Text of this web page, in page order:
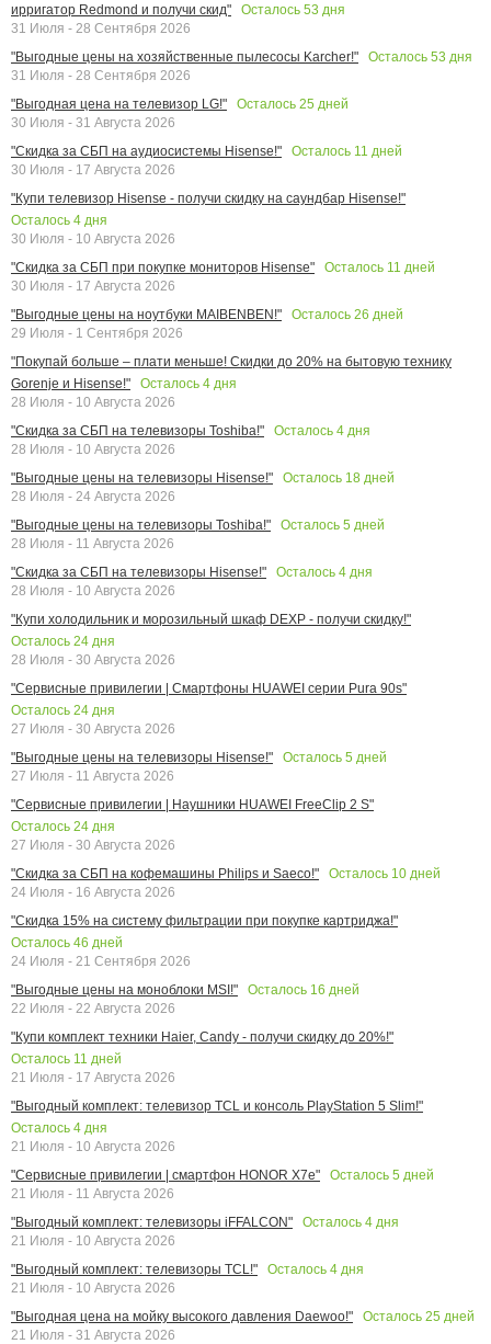
ирригатор Redmond и получи скид"
Осталось 53 дня
31 Июля - 28 Сентября 2026
"Выгодные цены на хозяйственные пылесосы Karcher!"
Осталось 53 дня
31 Июля - 28 Сентября 2026
"Выгодная цена на телевизор LG!"
Осталось 25 дней
30 Июля - 31 Августа 2026
"Скидка за СБП на аудиосистемы Hisense!"
Осталось 11 дней
30 Июля - 17 Августа 2026
"Купи телевизор Hisense - получи скидку на саундбар Hisense!"
Осталось 4 дня
30 Июля - 10 Августа 2026
"Скидка за СБП при покупке мониторов Hisense"
Осталось 11 дней
30 Июля - 17 Августа 2026
"Выгодные цены на ноутбуки MAIBENBEN!"
Осталось 26 дней
29 Июля - 1 Сентября 2026
"Покупай больше – плати меньше! Скидки до 20% на бытовую технику
Gorenje и Hisense!"
Осталось 4 дня
28 Июля - 10 Августа 2026
"Скидка за СБП на телевизоры Toshiba!"
Осталось 4 дня
28 Июля - 10 Августа 2026
"Выгодные цены на телевизоры Hisense!"
Осталось 18 дней
28 Июля - 24 Августа 2026
"Выгодные цены на телевизоры Toshiba!"
Осталось 5 дней
28 Июля - 11 Августа 2026
"Скидка за СБП на телевизоры Hisense!"
Осталось 4 дня
28 Июля - 10 Августа 2026
"Купи холодильник и морозильный шкаф DEXP - получи скидку!"
Осталось 24 дня
28 Июля - 30 Августа 2026
"Сервисные привилегии | Смартфоны HUAWEI серии Pura 90s"
Осталось 24 дня
27 Июля - 30 Августа 2026
"Выгодные цены на телевизоры Hisense!"
Осталось 5 дней
27 Июля - 11 Августа 2026
"Сервисные привилегии | Наушники HUAWEI FreeClip 2 S"
Осталось 24 дня
27 Июля - 30 Августа 2026
"Скидка за СБП на кофемашины Philips и Saeco!"
Осталось 10 дней
24 Июля - 16 Августа 2026
"Скидка 15% на систему фильтрации при покупке картриджа!"
Осталось 46 дней
24 Июля - 21 Сентября 2026
"Выгодные цены на моноблоки MSI!"
Осталось 16 дней
22 Июля - 22 Августа 2026
"Купи комплект техники Haier, Candy - получи скидку до 20%!"
Осталось 11 дней
21 Июля - 17 Августа 2026
"Выгодный комплект: телевизор TCL и консоль PlayStation 5 Slim!"
Осталось 4 дня
21 Июля - 10 Августа 2026
"Сервисные привилегии | смартфон HONOR X7e"
Осталось 5 дней
21 Июля - 11 Августа 2026
"Выгодный комплект: телевизоры iFFALCON"
Осталось 4 дня
21 Июля - 10 Августа 2026
"Выгодный комплект: телевизоры TCL!"
Осталось 4 дня
21 Июля - 10 Августа 2026
"Выгодная цена на мойку высокого давления Daewoo!"
Осталось 25 дней
21 Июля - 31 Августа 2026